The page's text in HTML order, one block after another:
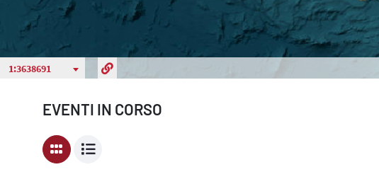
EVENTI IN CORSO